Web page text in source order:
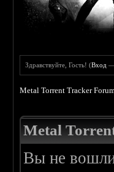
Здравствуйте, Гость! (Вход
Metal Torrent Tracker
Metal
Вы не вошли